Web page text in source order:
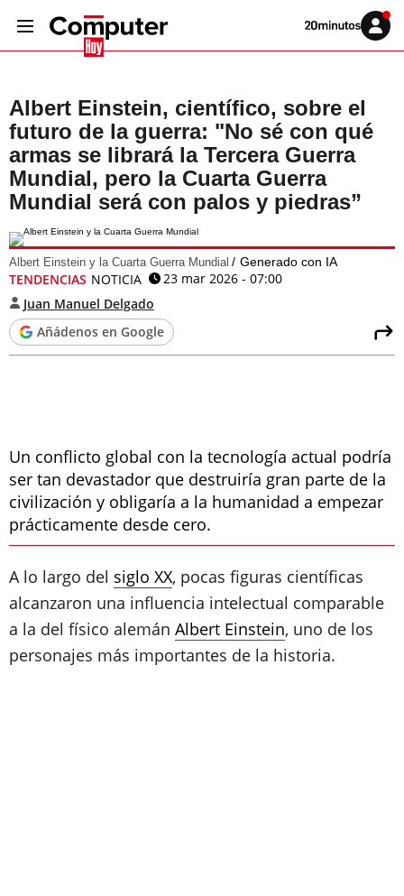
Volver
Iniciar
sesión
Albert Einstein, científico, sobre el
futuro de la guerra: "No sé con qué
armas se librará la Tercera Guerra
Mundial, pero la Cuarta Guerra
Mundial será con palos y piedras”
Albert Einstein y la Cuarta Guerra Mundial Generado con IA
TENDENCIAS NOTICIA
23 mar 2026 - 07:00
Juan Manuel Delgado
Añádenos en Google
Un conflicto global con la tecnología actual podría
ser tan devastador que destruiría gran parte de la
civilización y obligaría a la humanidad a empezar
prácticamente desde cero.
A lo largo del siglo XX, pocas figuras científicas
alcanzaron una influencia intelectual comparable
a la del físico alemán Albert Einstein, uno de los
personajes más importantes de la historia.